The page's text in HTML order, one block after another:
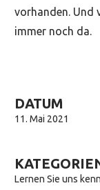
DATUM
11. Mai 2021
Lernen Sie uns
vorhanden. Und
immer noch da.